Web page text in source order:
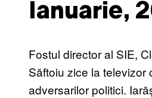
Ianuarie,
Fostul director al SIE,
Săftoiu zice la televizor
adversarilor politici.